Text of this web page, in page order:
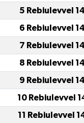
5 Rebiulevvel
6 Rebiulevvel
7 Rebiulevvel
8 Rebiulevvel
9 Rebiulevvel
10 Rebiulevvel
11 Rebiulevvel